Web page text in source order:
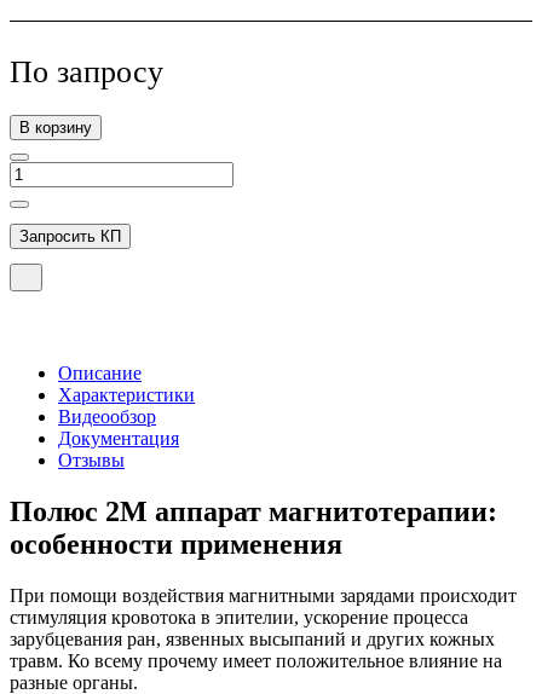
По запросу
В корзину
Запросить КП
Описание
Характеристики
Видеообзор
Документация
Отзывы
Полюс 2М аппарат магнитотерапии:
особенности применения
При помощи воздействия магнитными зарядами происходит
стимуляция кровотока в эпителии, ускорение процесса
зарубцевания ран, язвенных высыпаний и других кожных
травм. Ко всему прочему имеет положительное влияние на
разные органы.